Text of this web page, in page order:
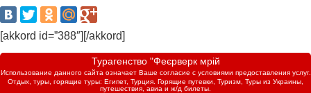
[akkord id=”388″][/akkord]
Турагенство "Феєрверк мрій
Использование данного сайта означает Ваше согласие с условиями предоставления услуг.
Отдых, туры, горящие туры: Египет, Турция. Горящие путевки, Туризм, Туры из Украины,
путешествия, авиа и ж/д билеты.